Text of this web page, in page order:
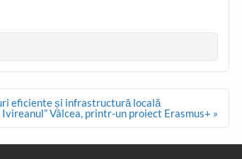
eficiente și infrastructură locală
Vâlcea, printr-un proiect Erasmus+ »